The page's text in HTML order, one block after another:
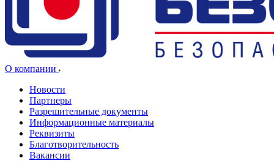
О компании
Новости
Партнеры
Разрешительные документы
Информационные материалы
Реквизиты
Благотворительность
Вакансии